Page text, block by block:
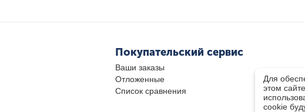
Покупательский сервис
Ваши заказы
Отложенные
Список сравнения
Для
этом
cookie